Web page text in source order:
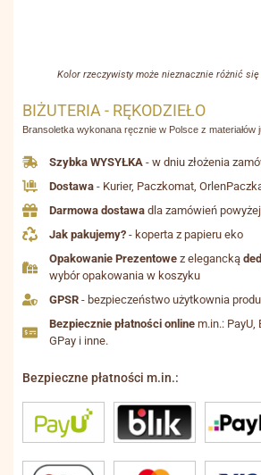
Kolor rzeczywisty może nieznacznie różnić
BIŻUTERIA - RĘKODZIEŁO
Bransoletka wykonana ręcznie w Polsce z materiałów
Szybka WYSYŁKA - w dniu złożenia
Dostawa - Kurier, Paczkomat,
Darmowa dostawa dla zamówień powyżej
Jak pakujemy? - koperta z papieru eko
Opakowanie Prezentowe z elegancką
wybór opakowania w koszyku
GPSR - bezpieczeństwo użytkownia
Bezpiecznie płatności online m.in.: PayU,
GPay i inne.
Bezpieczne płatności m.in.: